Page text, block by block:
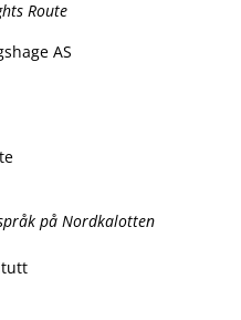
Route
AS
på Nordkalotten